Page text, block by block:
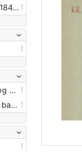
Lobmayer, Antun (12. 08. 1844. – 21. 03. 1906.) 1
1
Zagreb na pragu modernog doba 1
Digitalizirana zagrebačka baština 1
1